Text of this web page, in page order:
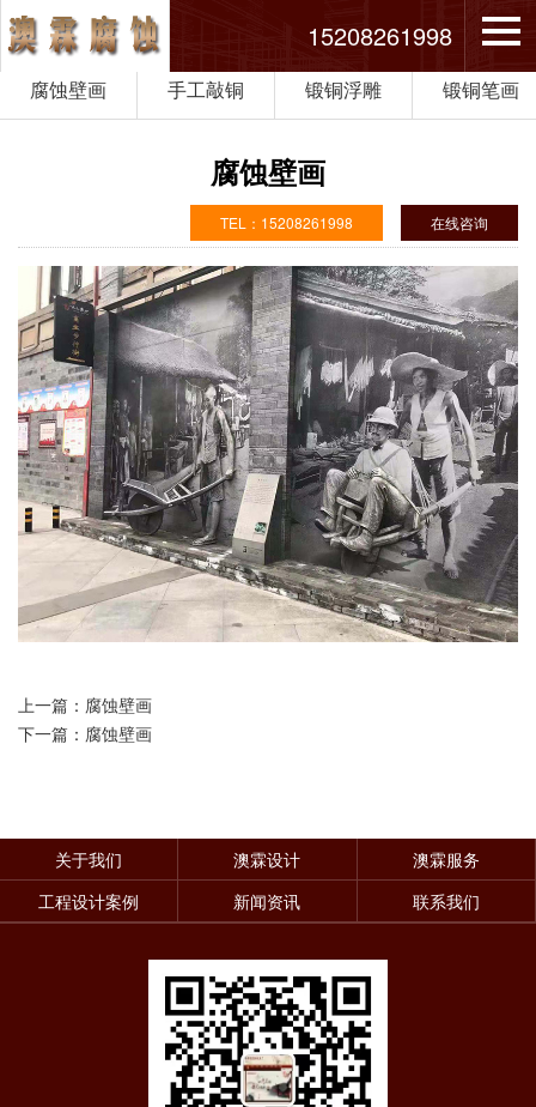
15208261998
腐蚀壁画 手工敲铜 锻铜浮雕 锻铜笔画
腐蚀壁画
在线咨询
TEL：15208261998
上一篇：腐蚀壁画
下一篇：腐蚀壁画
关于我们 澳霖设计
澳霖服务
工程设计案例
新闻资讯 联系我们